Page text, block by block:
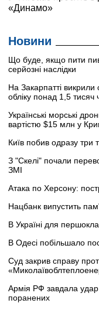
Новини
Що буде, якщо пити
серйозні наслідки
На Закарпатті викрили
обліку понад 1,5 тисяч
Українські морські
вартістю $15 млн у
Київ побив одразу три
З "Скелі" почали
ЗМІ
Атака по Херсону:
Нацбанк випустить
В Україні для
В Одесі побільшало
Суд закрив справу
Армія РФ завдала
поранених